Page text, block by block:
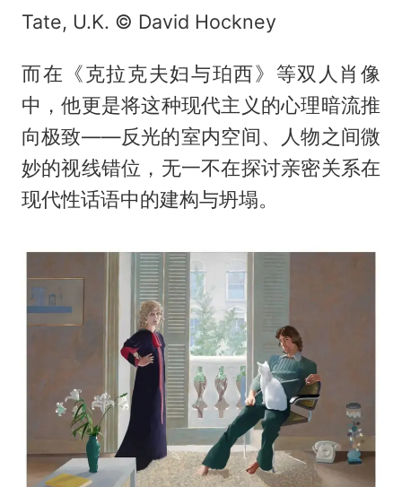
Tate, U.K. © David Hockney
而在《克拉克夫妇与珀西》等双人肖像
中，他更是将这种现代主义的心理暗流推
向极致——反光的室内空间、人物之间微
妙的视线错位，无一不在探讨亲密关系在
现代性话语中的建构与坍塌。